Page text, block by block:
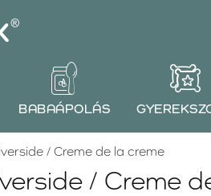
BABAÁPOLÁS
/ Creme
/ Creme de la creme